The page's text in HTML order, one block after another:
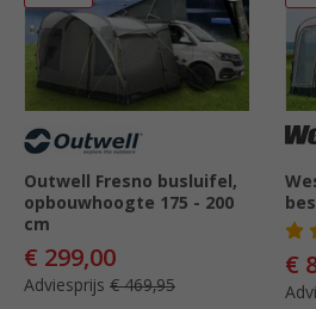
Outwell Fresno busluifel,
opbouwhoogte 175 - 200
cm
€ 299,00
Adviesprijs € 469,95
€